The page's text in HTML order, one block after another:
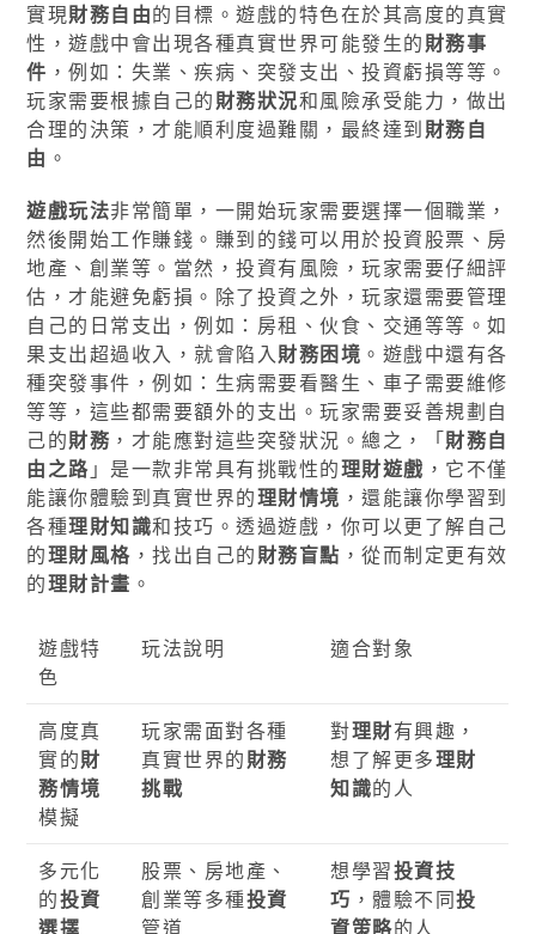
實現財務自由的目標。遊戲的特色在於其高度的真實
性，遊戲中會出現各種真實世界可能發生的財務事
件 ，例如：失業、疾病、突發支出、投資虧損等等。
玩家需要根據自己的財務狀況和風險承受能力，做出
合理的決策，才能順利度過難關，最終達到財務自
由 。
遊戲玩法非常簡單，一開始玩家需要選擇一個職業，
然後開始工作賺錢。賺到的錢可以用於投資股票、房
地產、創業等。當然，投資有風險，玩家需要仔細評
估，才能避免虧損。除了投資之外，玩家還需要管理
自己的日常支出，例如：房租、伙食、交通等等。如
果支出超過收入，就會陷入財務困境 。遊戲中還有各
種突發事件，例如：生病需要看醫生、車子需要維修
等等，這些都需要額外的支出。玩家需要妥善規劃自
己的財務 ，才能應對這些突發狀況。總之，「財務自
由之路 」是一款非常具有挑戰性的理財遊戲 ，它不僅
能讓你體驗到真實世界的理財情境 ，還能讓你學習到
各種理財知識和技巧。透過遊戲，你可以更了解自己
的理財風格 ，找出自己的財務盲點 ，從而制定更有效
的理財計畫 。
遊戲特
色
玩法說明 適合對象
高度真
實的財
務情境
模擬
玩家需面對各種
真實世界的財務
挑戰
對理財有興趣，
想了解更多理財
知識的人
多元化
的投資
選擇
股票、房地產、
創業等多種投資
管道
想學習投資技
巧 ，體驗不同投
資策略的人